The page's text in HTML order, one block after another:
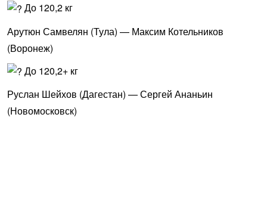
До 120,2 кг
Арутюн Самвелян (Тула) — Максим Котельников
(Воронеж)
До 120,2+ кг
Руслан Шейхов (Дагестан) — Сергей Ананьин
(Новомосковск)